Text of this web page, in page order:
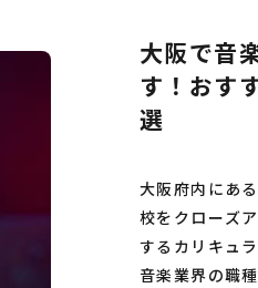
大阪で音
す！おす
選
大阪府内にあ
校をクローズ
するカリキュ
音楽業界の職